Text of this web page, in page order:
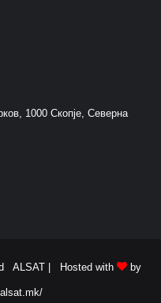
1000 Скопје, Северна
ALSAT | Hosted with by